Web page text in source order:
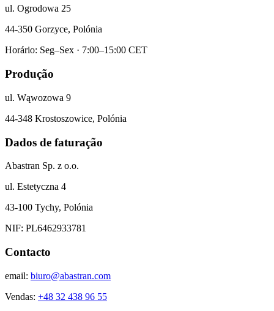
ul. Ogrodowa 25
44-350 Gorzyce, Polónia
Horário: Seg–Sex · 7:00–15:00 CET
Produção
ul. Wąwozowa 9
44-348 Krostoszowice, Polónia
Dados de faturação
Abastran Sp. z o.o.
ul. Estetyczna 4
43-100 Tychy, Polónia
NIF: PL6462933781
Contacto
email: biuro@abastran.com
Vendas: +48 32 438 96 55